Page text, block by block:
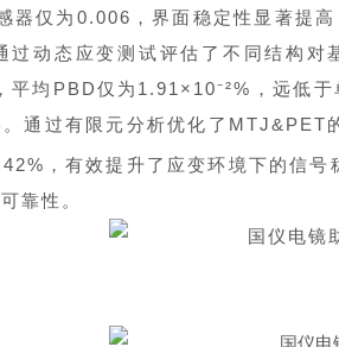
器仅为0.006，界面稳定性显著提高
过动态应变测试评估了不同结构
均PBD仅为1.91×10⁻²%，远低
通过有限元分析优化了MTJ&PET
，有效提升了应变环境下的信
靠性。